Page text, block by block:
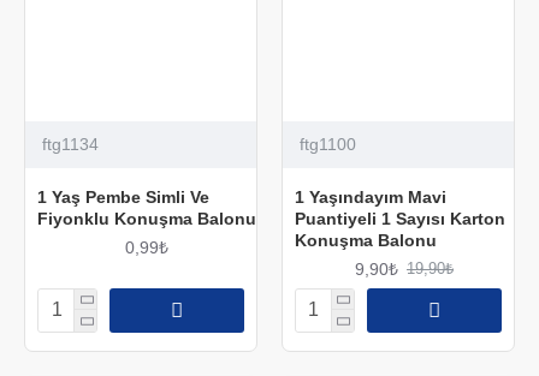
ftg1134
1 Yaş Pembe Simli Ve
Fiyonklu Konuşma Balonu
0,99₺
ftg1100
1 Yaşındayım Mavi
Puantiyeli 1 Sayısı Karton
Konuşma Balonu
9,90₺ 19,90₺